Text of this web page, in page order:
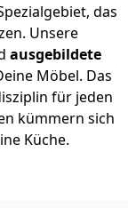
das
Unsere
ausgebildete
Möbel. Das
für jeden
kümmern sich
Küche.